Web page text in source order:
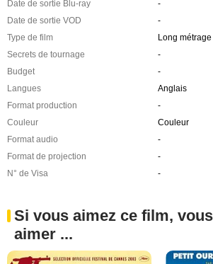
Date de sortie Blu-ray
-
Date de sortie VOD
-
Type de film
Long métrage
Secrets de tournage
-
Budget
-
Langues
Anglais
Format production
-
Couleur
Couleur
Format audio
-
Format de projection
-
N° de Visa
-
Si vous aimez ce film,
aimer ...